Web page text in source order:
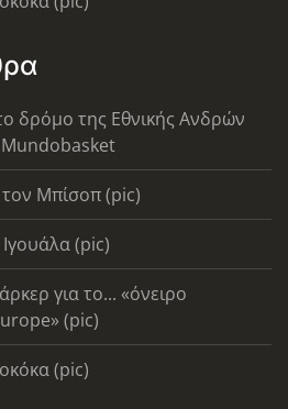
δρόμο της Εθνικής Ανδρών
Mundobasket
Μπίσοπ (pic)
(pic)
για το... «όνειρο
(pic)
(pic)